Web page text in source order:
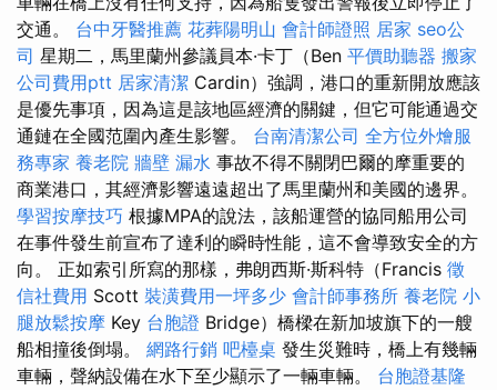
交通。 台中牙醫推薦 花葬陽明山 會計師證照 居家 seo公
司 星期二，馬里蘭州參議員本·卡丁（Ben 平價助聽器 搬家
公司費用ptt 居家清潔 Cardin）強調，港口的重新開放應該
是優先事項，因為這是該地區經濟的關鍵，但它可能通過交
通鏈在全國范圍內產生影響。 台南清潔公司 全方位外燴服
務專家 養老院 牆壁 漏水 事故不得不關閉巴爾的摩重要的
商業港口，其經濟影響遠遠超出了馬里蘭州和美國的邊界。
學習按摩技巧 根據MPA的說法，該船運營的協同船用公司
在事件發生前宣布了達利的瞬時性能，這不會導致安全的方
向。 正如索引所寫的那樣，弗朗西斯·斯科特（Francis 徵
信社費用 Scott 裝潢費用一坪多少 會計師事務所 養老院 小
腿放鬆按摩 Key 台胞證 Bridge）橋樑在新加坡旗下的一艘
船相撞後倒塌。 網路行銷 吧檯桌 發生災難時，橋上有幾輛
車輛，聲納設備在水下至少顯示了一輛車輛。 台胞證基隆